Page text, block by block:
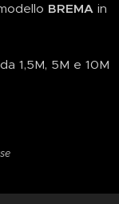
BREMA in
1,5M, 5M e 10M